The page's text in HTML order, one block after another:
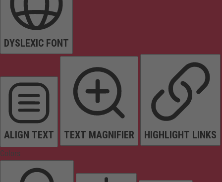
DYSLEXIC FONT
ALIGN TEXT TEXT MAGNIFIER HIGHLIGHT LINKS
Colors